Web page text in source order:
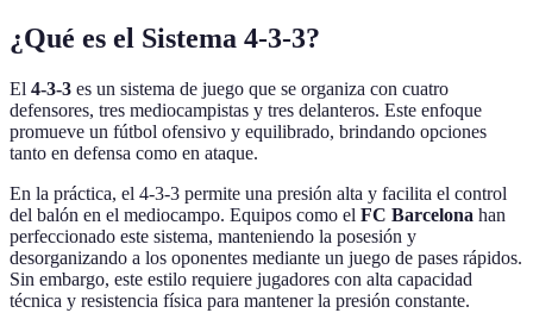
¿Qué es el Sistema 4-3-3?
El 4-3-3 es un sistema de juego que se organiza con cuatro
defensores, tres mediocampistas y tres delanteros. Este enfoque
promueve un fútbol ofensivo y equilibrado, brindando opciones
tanto en defensa como en ataque.
En la práctica, el 4-3-3 permite una presión alta y facilita el control
del balón en el mediocampo. Equipos como el FC Barcelona han
perfeccionado este sistema, manteniendo la posesión y
desorganizando a los oponentes mediante un juego de pases rápidos.
Sin embargo, este estilo requiere jugadores con alta capacidad
técnica y resistencia física para mantener la presión constante.